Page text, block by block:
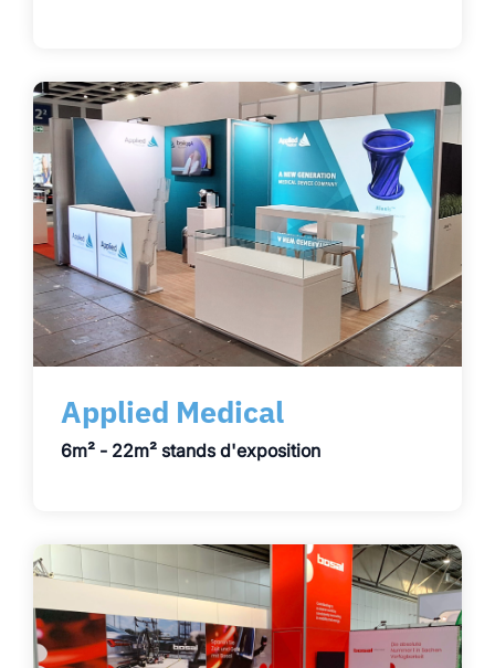
Applied Medical
6m² - 22m² stands d'exposition